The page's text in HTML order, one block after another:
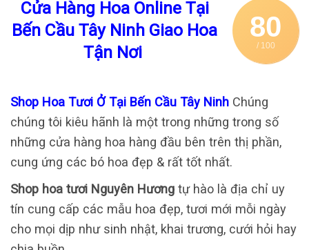
80
/ 100
Cửa Hàng Hoa Online Tại
Bến Cầu Tây Ninh Giao Hoa
Tận Nơi
Shop Hoa Tươi Ở Tại Bến Cầu Tây Ninh Chúng
chúng tôi kiêu hãnh là một trong những trong số
những cửa hàng hoa hàng đầu bên trên thị phần,
cung ứng các bó hoa đẹp & rất tốt nhất.
Shop hoa tươi Nguyên Hương tự hào là địa chỉ uy
tín cung cấp các mẫu hoa đẹp, tươi mới mỗi ngày
cho mọi dịp như sinh nhật, khai trương, cưới hỏi hay